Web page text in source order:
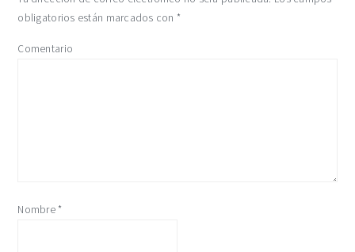
obligatorios están marcados con *
Comentario
Nombre *